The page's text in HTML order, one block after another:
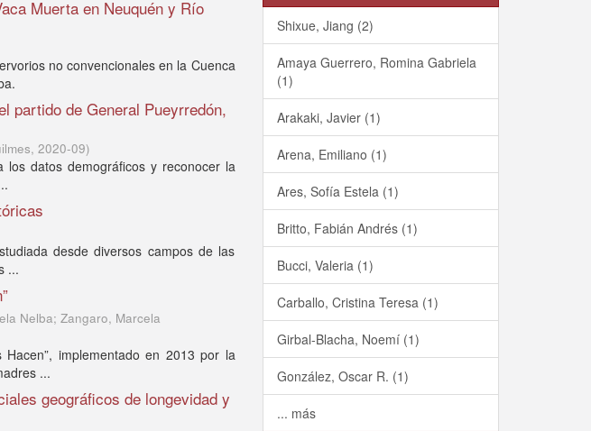
Muerta en Neuquén y Río
no convencionales en la Cuenca
partido de General Pueyrredón,
, 2020-09)
datos demográficos y reconocer la
desde diversos campos de las
...
Nelba; Zangaro, Marcela
implementado en 2013 por la
...
geográficos de longevidad y
Shixue, Jiang (2)
Amaya Guerrero, Romina Gabriela
(1)
Arakaki, Javier (1)
Arena, Emiliano (1)
Ares, Sofía Estela (1)
Britto, Fabián Andrés (1)
Bucci, Valeria (1)
Carballo, Cristina Teresa (1)
Girbal-Blacha, Noemí (1)
González, Oscar R. (1)
... más